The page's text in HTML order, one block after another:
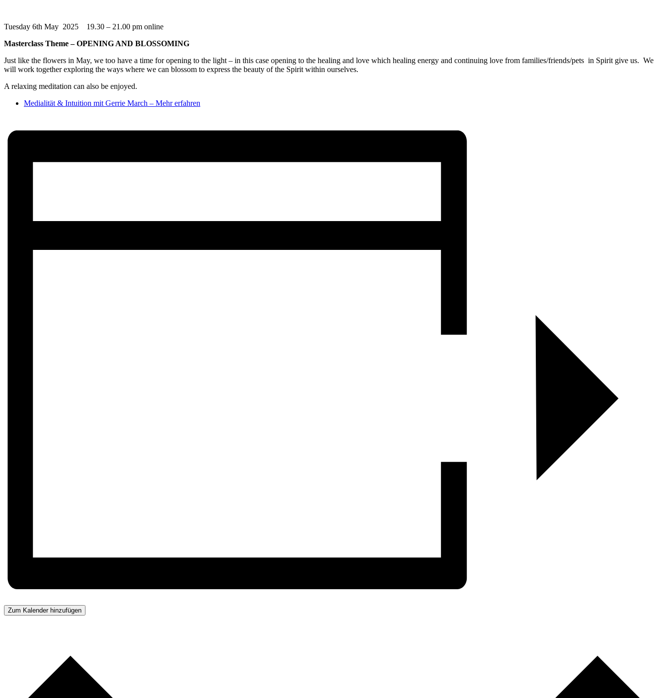
Tuesday 6th May 2025 19.30 – 21.00 pm online
Masterclass Theme –OPENING AND BLOSSOMING
Just like the flowers in May, we too have a time for opening to the light – in this case opening to the healing and love which healing energy and continuing love from families/friends/pets in Spirit give us. We
will work together exploring the ways where we can blossom to express the beauty of the Spirit within ourselves.
A relaxing meditation can also be enjoyed.
Medialität & Intuition mit Gerrie March – Mehr erfahren
Zum Kalender hinzufügen